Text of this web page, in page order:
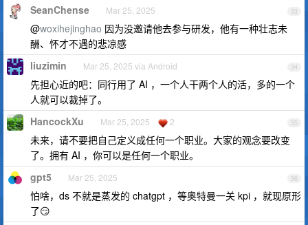
33
SeanChense Mar 25, 2025
@woxihejinghao 因为没邀请他去参与研发，他有一种壮志未
酬、怀才不遇的悲凉感
34
liuzimin Mar 25, 2025 via Android
先担心近的吧：同行用了 AI ，一个人干两个人的活，多的一个
人就可以裁掉了。
35
HancockXu Mar 25, 2025 2
未来，请不要把自己定义成任何一个职业。大家的观念要改变
了。拥有 AI ，你可以是任何一个职业。
36
gpt5 Mar 25, 2025
怕啥，ds 不就是蒸发的 chatgpt ，等奥特曼一关 kpi ，就现原形
了😏